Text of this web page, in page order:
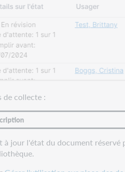
de collecte :
à jour l'état du document réservé